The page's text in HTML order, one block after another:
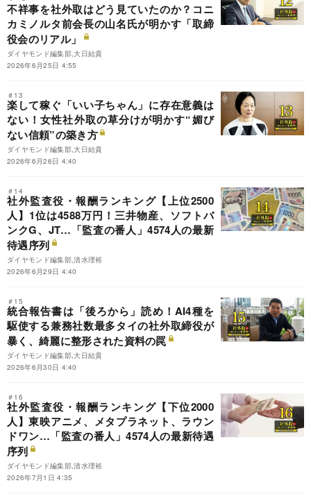
不祥事を社外取はどう見ていたのか？コニ
カミノルタ前会長の山名氏が明かす「取締
役会のリアル」
ダイヤモンド編集部,大日結貴
2026年6月25日 4:55
＃13
楽して稼ぐ「いい子ちゃん」に存在意義は
ない！女性社外取の草分けが明かす“媚び
ない信頼”の築き方
ダイヤモンド編集部,大日結貴
2026年6月26日 4:40
＃14
社外監査役・報酬ランキング【上位2500
人】1位は4588万円！三井物産、ソフトバ
ンクG、JT…「監査の番人」4574人の最新
待遇序列
ダイヤモンド編集部,清水理裕
2026年6月29日 4:40
＃15
統合報告書は「後ろから」読め！AI4種を
駆使する兼務社数最多タイの社外取締役が
暴く、綺麗に整形された資料の罠
ダイヤモンド編集部,大日結貴
2026年6月30日 4:40
＃16
社外監査役・報酬ランキング【下位2000
人】東映アニメ、メタプラネット、ラウン
ドワン…「監査の番人」4574人の最新待遇
序列
ダイヤモンド編集部,清水理裕
2026年7月1日 4:35